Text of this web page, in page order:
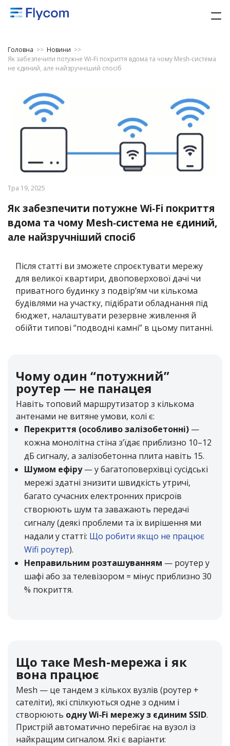
Головна >> Новини >>
Як забезпечити потужне Wi‑Fi покриття вдома та чому Mesh‑система
не єдиний, але найзручніший спосіб
Тра 19, 2025
Як забезпечити потужне Wi‑Fi покриття
вдома та чому Mesh‑система не єдиний,
але найзручніший спосіб
Після статті ви зможете спроєктувати мережу
для великої квартири, двоповерхової дачі чи
приватного будинку з подвір’ям чи кількома
будівлями на участку, підібрати обладнання під
бюджет, налаштувати резервне живлення й
обійти типові “подводні камні” в цьому питанні.
Чому один “потужний”
роутер — не панацея
Навіть топовий маршрутизатор з кількома
антенами не витяне умови, колі є:
Перекриття (особливо залізобетонні) —
кожна монолітна стіна з’їдає приблизно 10–12
дБ сигналу, а залізобетонна плита навіть 15.
Шумом ефіру— у багатоповерхівці сусідські
мережі здатні знизити швидкість утричі,
багато сучасних електронних присроїв
створюють шум та заважають передачі
сигналу (деякі проблеми та їх вирішення ми
надали у статті: Що робити якщо не працює
Wifi роутер).
Неправильним розташуванням — роутер у
шафі або за телевізором = мінус приблизно 30
% покриття.
Що таке Mesh‑мережа і як
вона працює
Mesh — це тандем з кількох вузлів (роутер +
сателіти), які спілкуються одне з одним і
створюють одну Wi‑Fi мережу з єдиним SSID.
Пристрій автоматично перебігає на вузол із
найкращим сигналом. Які є варіанти: